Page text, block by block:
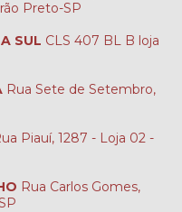
Preto-SP
SUL CLS 407 BL B loja
Rua Sete de Setembro,
Piauí, 1287 - Loja 02 -
Rua Carlos Gomes,